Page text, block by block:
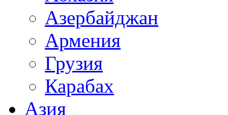
Азербайджан
Армения
Грузия
Карабах
Азия